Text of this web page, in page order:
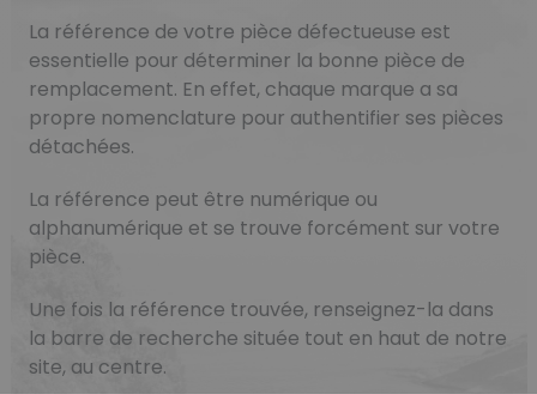
La référence de votre pièce défectueuse est
essentielle pour déterminer la bonne pièce de
remplacement. En effet, chaque marque a sa
propre nomenclature pour authentifier ses pièces
détachées.
La référence peut être numérique ou
alphanumérique et se trouve forcément sur votre
pièce.
Une fois la référence trouvée, renseignez-la dans
la barre de recherche située tout en haut de notre
site, au centre.